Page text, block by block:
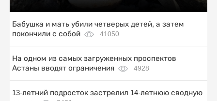
Бабушка и мать убили четверых детей, а затем
покончили с собой
41050
На одном из самых загруженных проспектов
Астаны вводят ограничения
4928
13-летний подросток застрелил 14-летнюю сводную